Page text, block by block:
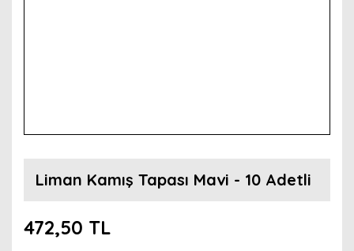
Liman Kamış Tapası Mavi - 10 Adetli
472,50 TL